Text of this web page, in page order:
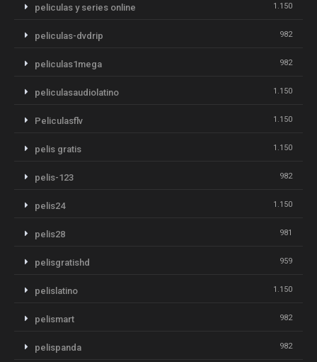
peliculas y series online 1.150
peliculas-dvdrip 982
peliculas1mega 982
peliculasaudiolatino 1.150
Peliculasflv 1.150
pelis gratis 1.150
pelis-123 982
pelis24 1.150
pelis28 981
pelisgratishd 959
pelislatino 1.150
pelismart 982
pelispanda 982